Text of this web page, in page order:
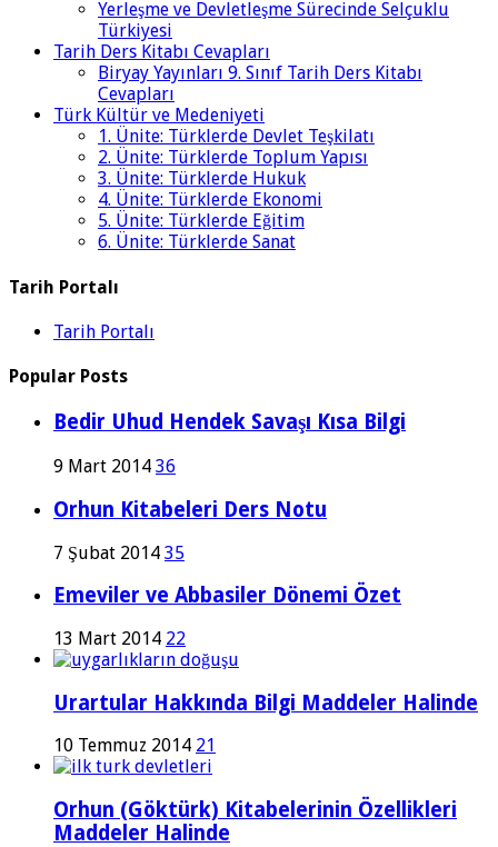
Yerleşme ve Devletleşme Sürecinde Selçuklu
Türkiyesi
Tarih Ders Kitabı Cevapları
Biryay Yayınları 9. Sınıf Tarih Ders Kitabı
Cevapları
Türk Kültür ve Medeniyeti
1. Ünite: Türklerde Devlet Teşkilatı
2. Ünite: Türklerde Toplum Yapısı
3. Ünite: Türklerde Hukuk
4. Ünite: Türklerde Ekonomi
5. Ünite: Türklerde Eğitim
6. Ünite: Türklerde Sanat
Tarih Portalı
Tarih Portalı
Popular Posts
Bedir Uhud Hendek Savaşı Kısa Bilgi
9 Mart 2014 36
Orhun Kitabeleri Ders Notu
7 Şubat 2014 35
Emeviler ve Abbasiler Dönemi Özet
13 Mart 2014 22
Urartular Hakkında Bilgi Maddeler Halinde
10 Temmuz 2014 21
Orhun (Göktürk) Kitabelerinin Özellikleri
Maddeler Halinde